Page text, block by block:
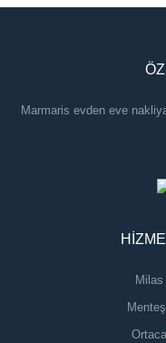
Marmaris evden eve